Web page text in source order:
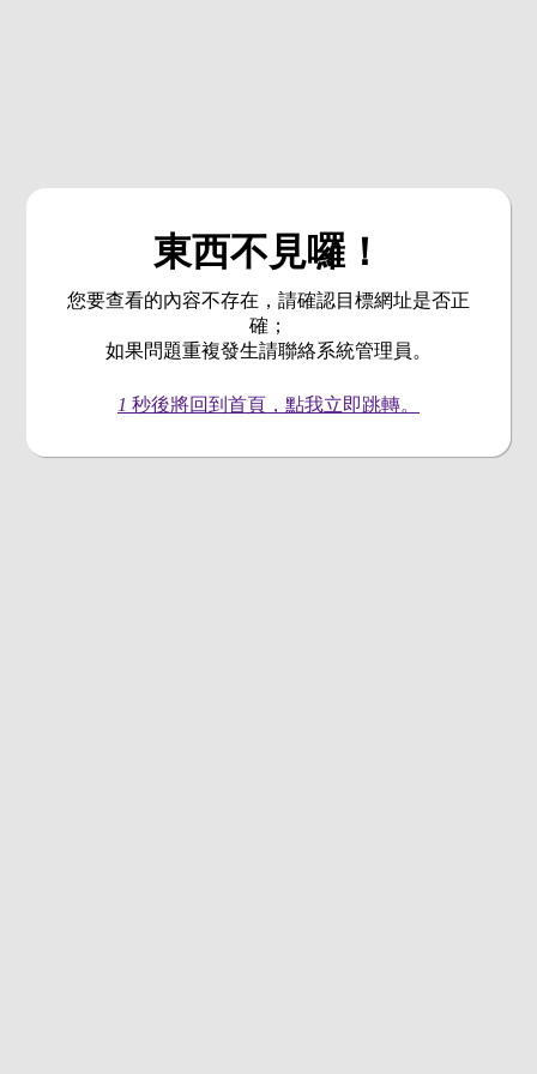
東西不見囉！
您要查看的內容不存在，請確認目標網址是否正
確；
如果問題重複發生請聯絡系統管理員。
1 秒後將回到首頁，點我立即跳轉。